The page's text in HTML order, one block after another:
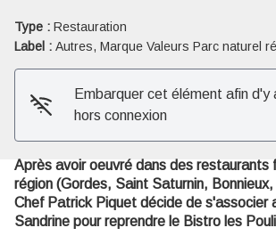
Type : Restauration
Label : Autres, Marque Valeurs Parc naturel
Embarquer cet élément afin d'y
hors connexion
Après avoir oeuvré dans des restaurants
région (Gordes, Saint Saturnin,
Chef Patrick Piquet décide de s'associer
Sandrine pour reprendre le Bistro les